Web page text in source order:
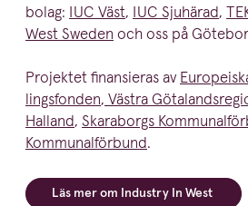
bolag:
IUC Väst, IUC Sjuhärad,
West Sweden och oss på
Projektet finansieras av
lings­fonden, Västra
Halland, Skaraborgs
Kommunal­förbund.
Läs mer om Industry In West